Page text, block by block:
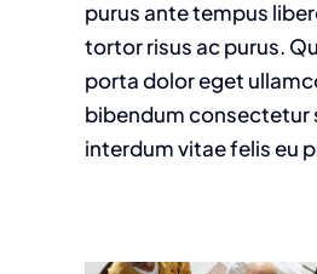
purus ante tempus
tortor risus ac purus.
porta dolor eget
bibendum consectetur
interdum vitae felis eu